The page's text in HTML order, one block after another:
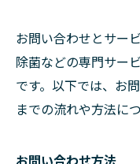
お問い合わせとサー
除菌などの専門サー
です。以下では、お
までの流れや方法に
お問い合わせ方法